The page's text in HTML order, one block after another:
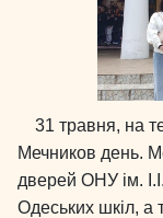
31 травня, на
Мечников день.
дверей ОНУ ім.
Одеських шкіл, а